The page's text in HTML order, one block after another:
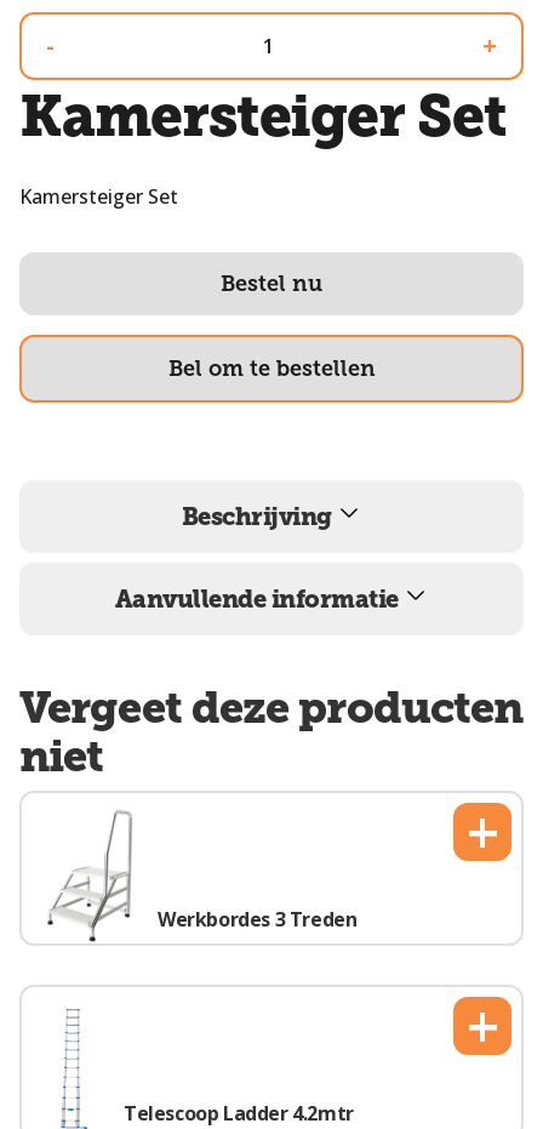
- +
Kamersteiger Set
Kamersteiger Set
Bestel nu
Bel om te bestellen
Beschrijving
Aanvullende informatie
Vergeet deze producten
niet
Werkbordes 3 Treden
+
Telescoop Ladder 4.2mtr
+